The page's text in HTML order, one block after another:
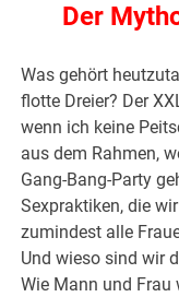
Der
Was gehört
flotte Dreier? Der
wenn ich keine
aus dem Rahmen,
Gang-Bang-Party
Sexpraktiken, die
zumindest alle
Und wieso sind wir
Wie Mann und Frau